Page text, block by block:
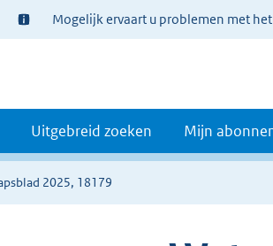
Ter
informatie:
Mogelijk ervaart u problemen met
Uitgebreid zoeken Mijn
2025, 18179